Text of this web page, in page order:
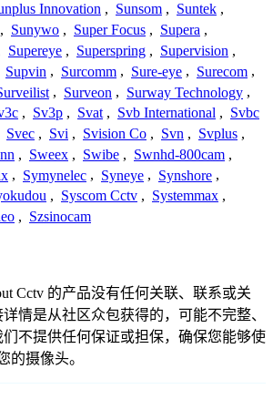
Innovation , Sunsom , Suntek ,
, Sunywo , Super Focus , Supera ,
Supereye , Superspring , Supervision ,
Supvin , Surcomm , Sure-eye , Surecom ,
, Surveon , Surway Technology ,
, Sv3p , Svat , Svb International , Svbc
Svec , Svi , Svision Co , Svn , Svplus ,
, Sweex , Swibe , Swnhd-800cam ,
, Symynelec , Syneye , Synshore ,
, Syscom Cctv , Systemmax ,
, Szsinocam
Cctv 的产品没有任何关联、联系或关
情是从社区众包获得的，可能不完整、
不提供任何保证或担保，确保您能够使
的摄像头。